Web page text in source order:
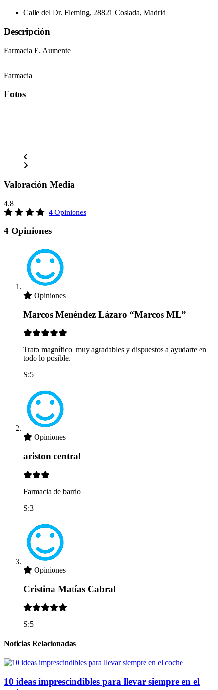
Calle del Dr. Fleming, 28821 Coslada, Madrid
Descripción
Farmacia E. Aumente
Farmacia
Fotos
Valoración Media
4.8
4 Opiniones
4 Opiniones
Opiniones
Marcos Menéndez Lázaro “Marcos ML”
Trato magnífico, muy agradables y dispuestos a ayudarte en
todo lo posible.
S:5
Opiniones
ariston central
Farmacia de barrio
S:3
Opiniones
Cristina Matías Cabral
S:5
Noticias Relacionadas
10 ideas imprescindibles para llevar siempre en el